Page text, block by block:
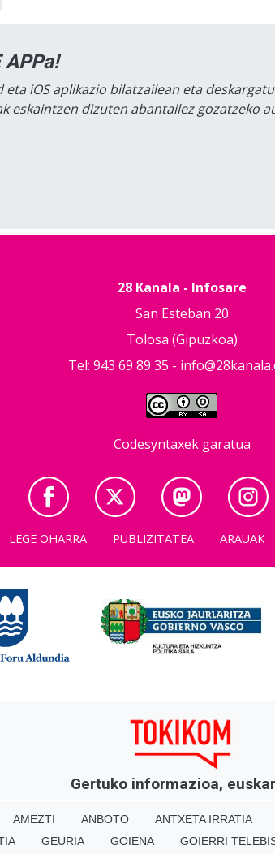
APPa!
iOS aplikazio bilatzailean eta
eskaintzen dizuten abantailez gozatzeko
28 Kanala - Infosare
San Esteban 20
Tolosa (Gipuzkoa)
Tel: 943 69 89 35 -
Codesyntaxek garatua
LEGE OHARRA PUBLIZITATEA ARAUAK
Gertuko informazioa,
AMEZTI ANBOTO ANTXETA IRRATIA
GEURIA GOIENA GOIERRI